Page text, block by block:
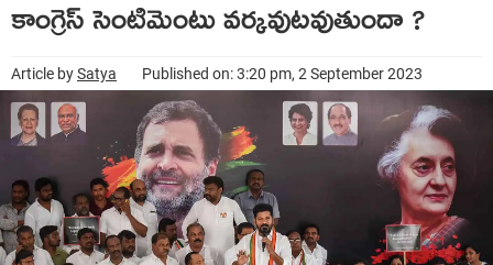
కాంగ్రెస్ సెంటిమెంటు వర్కవుటవుతుందా ?
Article bySatya Published on: 3:20 pm, 2 September 2023